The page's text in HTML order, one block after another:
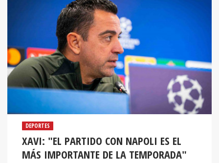
DEPORTES
XAVI: "EL PARTIDO CON NAPOLI ES EL
MÁS IMPORTANTE DE LA TEMPORADA"